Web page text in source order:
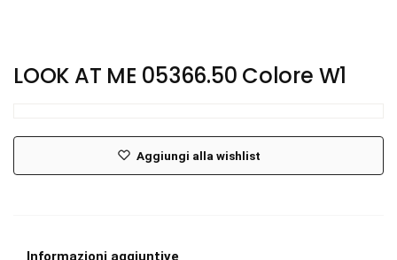
LOOK AT ME 05366.50 Colore W1
Aggiungi alla wishlist
Informazioni aggiuntive